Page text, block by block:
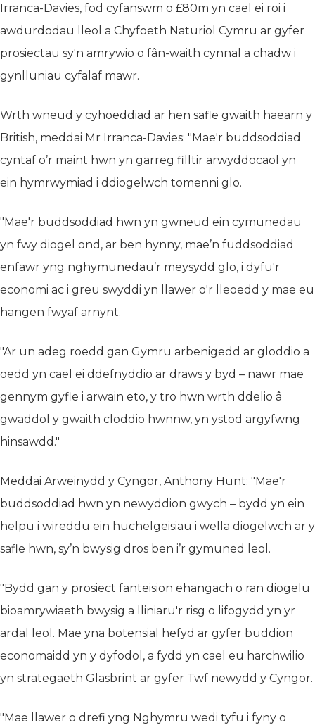
Irranca-Davies, fod cyfanswm o £80m yn cael ei roi i
awdurdodau lleol a Chyfoeth Naturiol Cymru ar gyfer
prosiectau sy'n amrywio o fân-waith cynnal a chadw i
gynlluniau cyfalaf mawr.
Wrth wneud y cyhoeddiad ar hen safle gwaith haearn y
British, meddai Mr Irranca-Davies: "Mae'r buddsoddiad
cyntaf o’r maint hwn yn garreg filltir arwyddocaol yn
ein hymrwymiad i ddiogelwch tomenni glo.
"Mae'r buddsoddiad hwn yn gwneud ein cymunedau
yn fwy diogel ond, ar ben hynny, mae’n fuddsoddiad
enfawr yng nghymunedau’r meysydd glo, i dyfu'r
economi ac i greu swyddi yn llawer o'r lleoedd y mae eu
hangen fwyaf arnynt.
"Ar un adeg roedd gan Gymru arbenigedd ar gloddio a
oedd yn cael ei ddefnyddio ar draws y byd – nawr mae
gennym gyfle i arwain eto, y tro hwn wrth ddelio â
gwaddol y gwaith cloddio hwnnw, yn ystod argyfwng
hinsawdd."
Meddai Arweinydd y Cyngor, Anthony Hunt: "Mae'r
buddsoddiad hwn yn newyddion gwych – bydd yn ein
helpu i wireddu ein huchelgeisiau i wella diogelwch ar y
safle hwn, sy’n bwysig dros ben i’r gymuned leol.
"Bydd gan y prosiect fanteision ehangach o ran diogelu
bioamrywiaeth bwysig a lliniaru'r risg o lifogydd yn yr
ardal leol. Mae yna botensial hefyd ar gyfer buddion
economaidd yn y dyfodol, a fydd yn cael eu harchwilio
yn strategaeth Glasbrint ar gyfer Twf newydd y Cyngor.
"Mae llawer o drefi yng Nghymru wedi tyfu i fyny o